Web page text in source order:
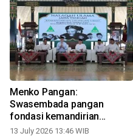
Menko Pangan:
Swasembada pangan
fondasi kemandirian
bangsa
13 July 2026 13:46 WIB